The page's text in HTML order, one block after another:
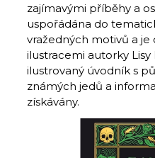
zajímavými příběhy a
uspořádána do
vražedných motivů a
ilustracemi autorky Lisy
ilustrovaný úvodník s
známých jedů a
získávány.